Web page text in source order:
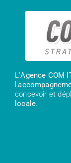
L’Agence COM
l’
concevoir et
locale.